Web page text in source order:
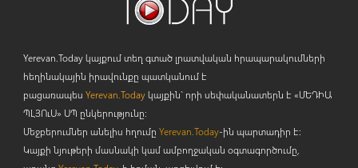
Yerevan.Today կայքում տեղ գտած լրատվական հրապարակումների
հեղինակային իրավունքը պատկանում է
բացառապես Yerevan.Todayկայքին` որի սեփականատերն է «ՄԵԴԻԱ
ՊԼՅՈւՍ» ՍՊ ընկերությունը։
Մեջբերումներ անելիս հղումը Yerevan.Today-ին պարտադիր է:
Կայքի նյութերի մասնակի կամ ամբողջական օգտագործումը,